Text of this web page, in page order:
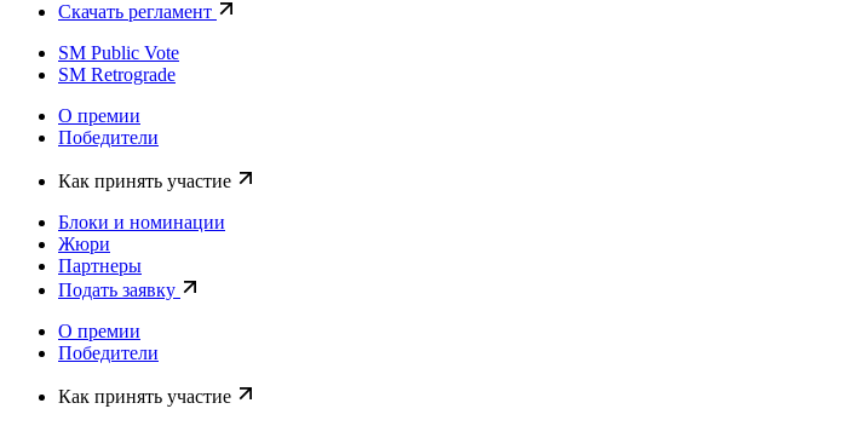
Скачать регламент
SM Public Vote
SM Retrograde
О премии
Победители
Как принять участие
Блоки и номинации
Жюри
Партнеры
Подать заявку
О премии
Победители
Как принять участие